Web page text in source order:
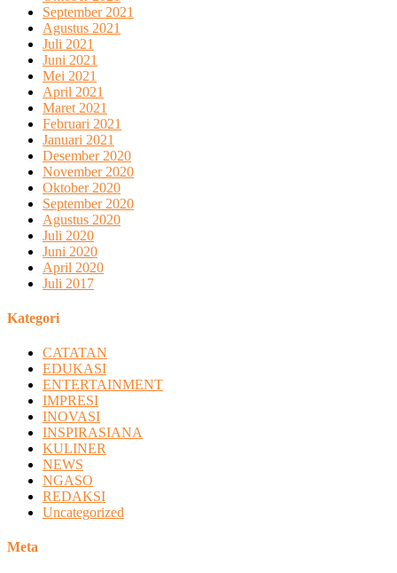
September 2021
Agustus 2021
Juli 2021
Juni 2021
Mei 2021
April 2021
Maret 2021
Februari 2021
Januari 2021
Desember 2020
November 2020
Oktober 2020
September 2020
Agustus 2020
Juli 2020
Juni 2020
April 2020
Juli 2017
Kategori
CATATAN
EDUKASI
ENTERTAINMENT
IMPRESI
INOVASI
INSPIRASIANA
KULINER
NEWS
NGASO
REDAKSI
Uncategorized
Meta